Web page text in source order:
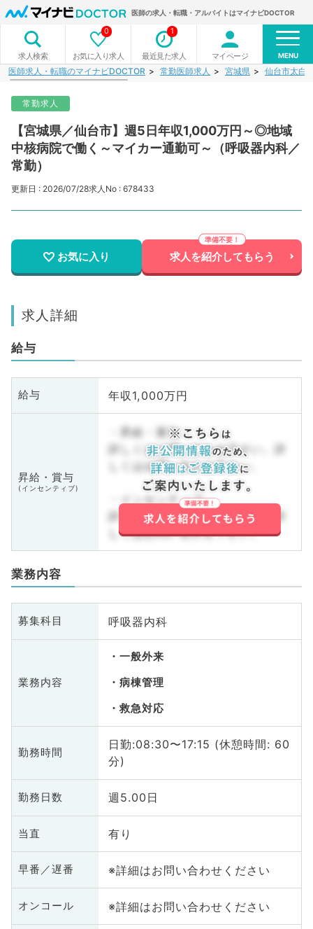
医師の求人・転職・アルバイトはマイナビDOCTOR
求人検索 お気に入り求人
0
最近見た求人
1
マイページ MENU
医師求人・転職のマイナビDOCTOR 常勤医師求人 宮城県 仙台市太白
常勤求人
【宮城県／仙台市】週5日年収1,000万円～◎地域
中核病院で働く～マイカー通勤可～（呼吸器内科／
常勤）
更新日 : 2026/07/28求人No : 678433
お気に入り 求人を紹介してもらう
求人詳細
給与
給与 年収1,000万円
昇給・賞与
(インセンティブ)
・昇給・賞与
詳しくはお問い合わせ下さい。詳
しくはお問い合わせ下さい。
・インセンティブ
詳しくはお問い合わせ下さい。詳
しくはお問い合わせ下さい。
業務内容
募集科目 呼吸器内科
業務内容
一般外来
病棟管理
救急対応
勤務時間
日勤:08:30〜17:15 (休憩時間: 60
分)
勤務日数 週5.00日
当直 有り
早番／遅番 ※詳細はお問い合わせください
オンコール ※詳細はお問い合わせください